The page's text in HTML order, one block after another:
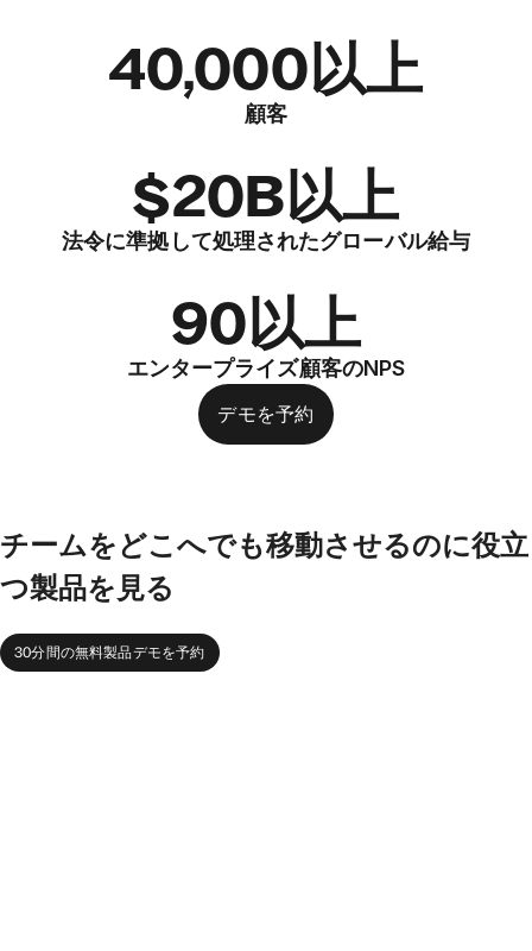
40,000以上
顧客
$20B以上
法令に準拠して処理されたグローバル給与
90以上
エンタープライズ顧客のNPS
デモを予約
チームをどこへでも移動させるのに役立
つ製品を見る
30分間の無料製品デモを予約